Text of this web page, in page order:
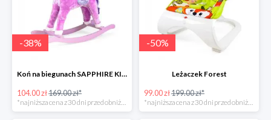
-38%
Koń na biegunach SAPPHIRE KIDS
104.00 zł169.00 zł*
-50%
Leżaczek Forest
99.00 zł199.00 zł*